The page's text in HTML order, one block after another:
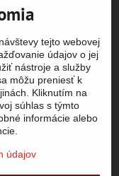
tejto webovej
údajov o jej
nástroje a služby
môžu preniesť k
Kliknutím na
súhlas s týmto
informácie alebo
údajov